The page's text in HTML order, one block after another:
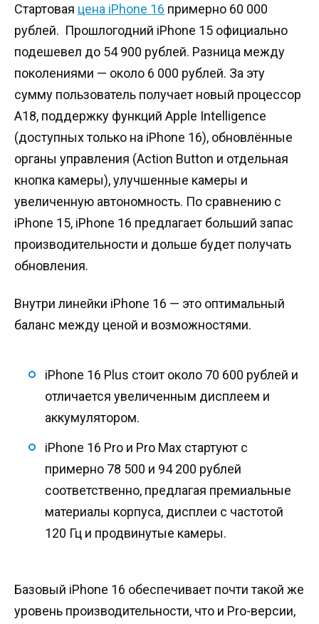
Стартовая цена iPhone 16 примерно 60 000
рублей. Прошлогодний iPhone 15 официально
подешевел до 54 900 рублей. Разница между
поколениями — около 6 000 рублей. За эту
сумму пользователь получает новый процессор
A18, поддержку функций Apple Intelligence
(доступных только на iPhone 16), обновлённые
органы управления (Action Button и отдельная
кнопка камеры), улучшенные камеры и
увеличенную автономность. По сравнению с
iPhone 15, iPhone 16 предлагает больший запас
производительности и дольше будет получать
обновления.
Внутри линейки iPhone 16 — это оптимальный
баланс между ценой и возможностями.
iPhone 16 Plus стоит около 70 600 рублей и
отличается увеличенным дисплеем и
аккумулятором.
iPhone 16 Pro и Pro Max стартуют с
примерно 78 500 и 94 200 рублей
соответственно, предлагая премиальные
материалы корпуса, дисплеи с частотой
120 Гц и продвинутые камеры.
Базовый iPhone 16 обеспечивает почти такой же
уровень производительности, что и Pro-версии,